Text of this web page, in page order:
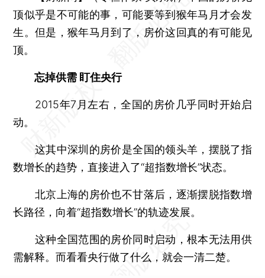
顶似乎是不可能的事，可能要等到猴年马月才会发
生。但是，猴年马月到了，房价这回真的有可能见
顶。
忘掉供需 盯住央行
2015年7月左右，全国的房价几乎同时开始启
动。
这其中深圳的房价是全国的领头羊，摆脱了指
数增长的趋势，直接进入了“超指数增长”状态。
北京上海的房价也不甘落后，逐渐摆脱指数增
长路径，向着“超指数增长”的轨迹发展。
这种全国范围的房价同时启动，根本无法用供
需解释。而看看央行做了什么，就会一清二楚。